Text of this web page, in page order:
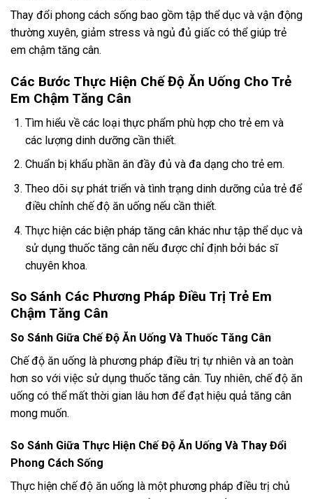
Thay đổi phong cách sống bao gồm tập thể dục và vận động
thường xuyên, giảm stress và ngủ đủ giấc có thể giúp trẻ
em chậm tăng cân.
Các Bước Thực Hiện Chế Độ Ăn Uống Cho Trẻ
Em Chậm Tăng Cân
Tìm hiểu về các loại thực phẩm phù hợp cho trẻ em và
các lượng dinh dưỡng cần thiết.
Chuẩn bị khẩu phần ăn đầy đủ và đa dạng cho trẻ em.
Theo dõi sự phát triển và tình trạng dinh dưỡng của trẻ để
điều chỉnh chế độ ăn uống nếu cần thiết.
Thực hiện các biện pháp tăng cân khác như tập thể dục và
sử dụng thuốc tăng cân nếu được chỉ định bởi bác sĩ
chuyên khoa.
So Sánh Các Phương Pháp Điều Trị Trẻ Em
Chậm Tăng Cân
So Sánh Giữa Chế Độ Ăn Uống Và Thuốc Tăng Cân
Chế độ ăn uống là phương pháp điều trị tự nhiên và an toàn
hơn so với việc sử dụng thuốc tăng cân. Tuy nhiên, chế độ ăn
uống có thể mất thời gian lâu hơn để đạt hiệu quả tăng cân
mong muốn.
So Sánh Giữa Thực Hiện Chế Độ Ăn Uống Và Thay Đổi
Phong Cách Sống
Thực hiện chế độ ăn uống là một phương pháp điều trị chủ